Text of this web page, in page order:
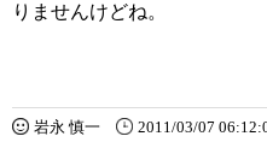
りませんけどね。
岩永 慎一 2011/03/07